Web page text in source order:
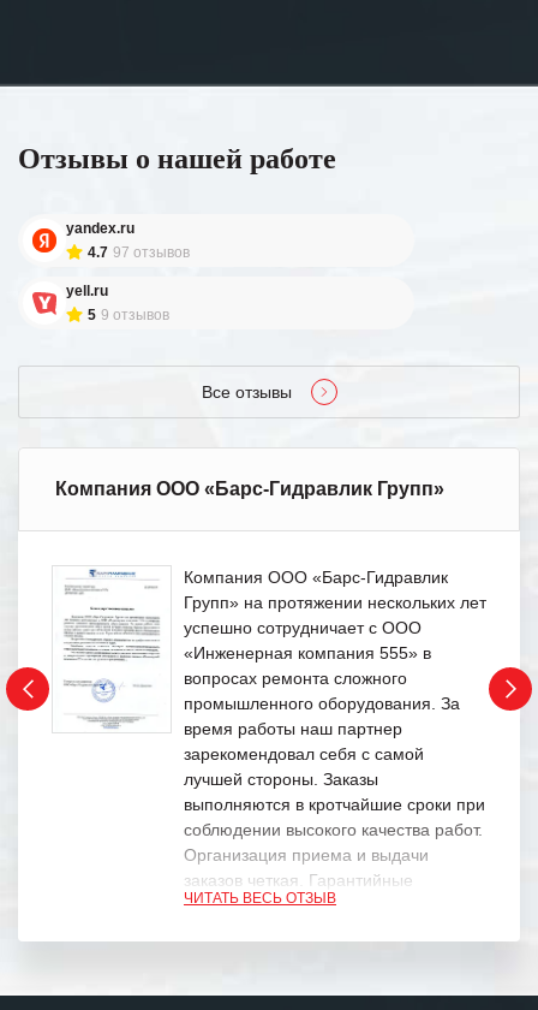
Отзывы о нашей работе
yandex.ru
4.7 97 отзывов
yell.ru
5 9 отзывов
Все отзывы
Компания ООО «Барс-Гидравлик Групп»
Компания ООО «Барс-Гидравлик
Групп» на протяжении нескольких лет
успешно сотрудничает с ООО
«Инженерная компания 555» в
вопросах ремонта сложного
промышленного оборудования. За
время работы наш партнер
зарекомендовал себя с самой
лучшей стороны. Заказы
выполняются в кротчайшие сроки при
соблюдении высокого качества работ.
Организация приема и выдачи
заказов четкая. Гарантийные
обязательства выполняются в
ЧИТАТЬ ВЕСЬ ОТЗЫВ